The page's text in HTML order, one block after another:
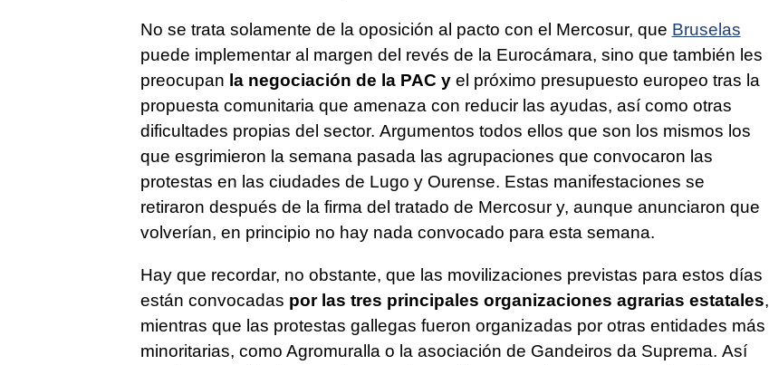
No se trata solamente de la oposición al pacto con el Mercosur, que Bruselas
puede implementar al margen del revés de la Eurocámara, sino que también les
preocupan la negociación de la PAC yel próximo presupuesto europeo tras la
propuesta comunitaria que amenaza con reducir las ayudas, así como otras
dificultades propias del sector. Argumentos todos ellos que son los mismos los
que esgrimieron la semana pasada las agrupaciones que convocaron las
protestas en las ciudades de Lugo y Ourense. Estas manifestaciones se
retiraron después de la firma del tratado de Mercosur y, aunque anunciaron que
volverían, en principio no hay nada convocado para esta semana.
Hay que recordar, no obstante, que las movilizaciones previstas para estos días
están convocadas por las tres principales organizaciones agrarias estatales,
mientras que las protestas gallegas fueron organizadas por otras entidades más
minoritarias, como Agromuralla o la asociación de Gandeiros da Suprema. Así